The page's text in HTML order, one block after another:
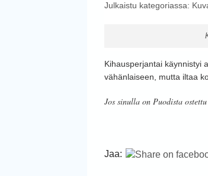
Julkaistu kategoriassa:
Kihausperjantai käynnistyi
vähänlaiseen, mutta iltaa
Jos sinulla on Puodista
Jaa: